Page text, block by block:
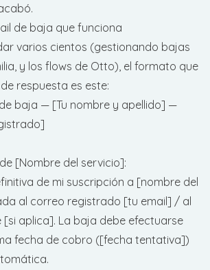
de baja que funciona
varios cientos (gestionando bajas
y los flows de Otto), el formato que
respuesta es este:
baja — [Tu nombre y apellido] —
[Nombre del servicio]:
de mi suscripción a [nombre del
al correo registrado [tu email] / al
[si aplica]. La baja debe efectuarse
fecha de cobro ([fecha tentativa])